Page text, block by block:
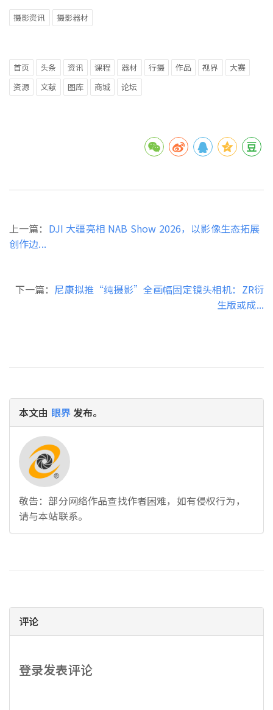
摄影资讯 摄影器材
首页 头条 资讯 课程 器材 行摄 作品 视界
大赛
资源
文献 图库 商城 论坛
上一篇： DJI 大疆亮相 NAB Show 2026，以影像生态拓展
创作边...
下一篇： 尼康拟推“纯摄影”全画幅固定镜头相机：ZR衍
生版或成...
本文由 眼界 发布。
敬告：部分网络作品查找作者困难，如有侵权行为，
请与本站联系。
评论
登录发表评论